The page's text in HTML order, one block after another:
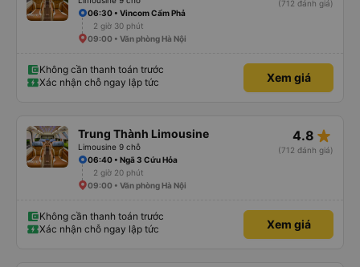
(712 đánh giá)
06:30 • Vincom Cẩm Phả
2 giờ 30 phút
09:00 • Văn phòng Hà Nội
Không cần thanh toán trước
Xác nhận chỗ ngay lập tức
Xem giá
Trung Thành Limousine
Limousine 9 chỗ
4.8 star_rate
(712 đánh giá)
06:40 • Ngã 3 Cứu Hỏa
2 giờ 20 phút
09:00 • Văn phòng Hà Nội
Không cần thanh toán trước
Xác nhận chỗ ngay lập tức
Xem giá